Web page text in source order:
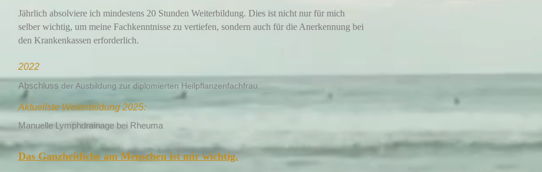
Jährlich absolviere ich mindestens 20 Stunden Weiterbildung. Dies ist nicht nur für mich
selber wichtig, um meine Fachkenntnisse zu vertiefen, sondern auch für die Anerkennung bei
den Krankenkassen erforderlich.
2022
Abschluss der Ausbildung zur diplomierten Heilpflanzenfachfrau.
Aktuellste Weiterbildung 2025:
Manuelle Lymphdrainage bei Rheuma
Das Ganzheitliche am Menschen ist mir wichtig.